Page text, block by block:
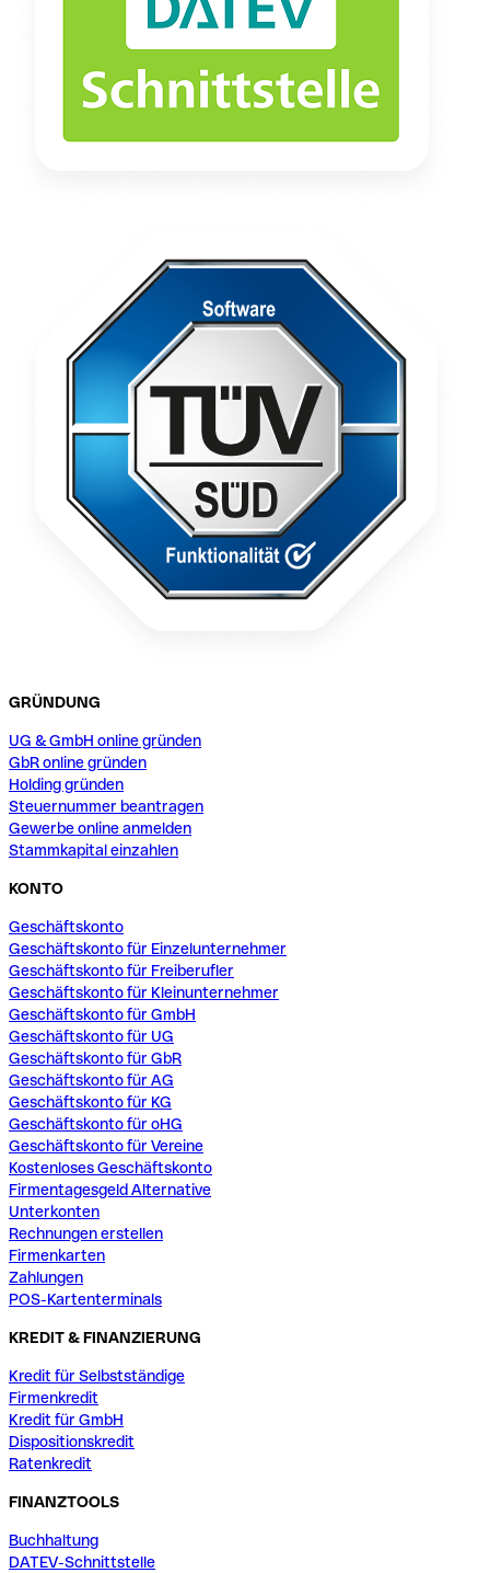
GRÜNDUNG
UG & GmbH online gründen
GbR online gründen
Holding gründen
Steuernummer beantragen
Gewerbe online anmelden
Stammkapital einzahlen
KONTO
Geschäftskonto
Geschäftskonto für Einzelunternehmer
Geschäftskonto für Freiberufler
Geschäftskonto für Kleinunternehmer
Geschäftskonto für GmbH
Geschäftskonto für UG
Geschäftskonto für GbR
Geschäftskonto für AG
Geschäftskonto für KG
Geschäftskonto für oHG
Geschäftskonto für Vereine
Kostenloses Geschäftskonto
Firmentagesgeld Alternative
Unterkonten
Rechnungen erstellen
Firmenkarten
Zahlungen
POS-Kartenterminals
KREDIT & FINANZIERUNG
Kredit für Selbstständige
Firmenkredit
Kredit für GmbH
Dispositionskredit
Ratenkredit
FINANZTOOLS
Buchhaltung
DATEV-Schnittstelle